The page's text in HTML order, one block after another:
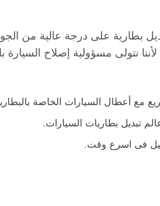
على درجة عالية من
مسؤولية إصلاح السيارة
مع أعطال السيارات الخاصة
تبديل بطاريات السيارات.
فى اسرع وقت.